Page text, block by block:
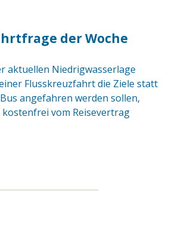
der Woche
aktuellen Niedrigwasserlage
Flusskreuzfahrt die Ziele statt
angefahren werden sollen,
vom Reisevertrag